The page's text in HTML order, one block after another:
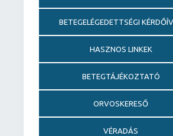
BETEGELÉGEDETTSÉGI
HASZNOS LINKEK
BETEGTÁJÉKOZTATÓ
ORVOSKERESŐ
VÉRADÁS